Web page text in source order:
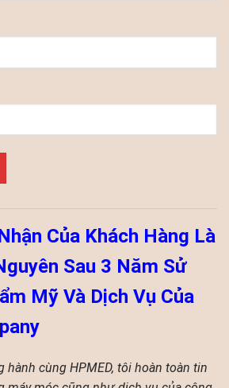
empty.
Của Khách Hàng Là
Sau 3 Năm Sử
Mỹ Và Dịch Vụ Của
hành cùng HPMED, tôi hoàn toàn tin